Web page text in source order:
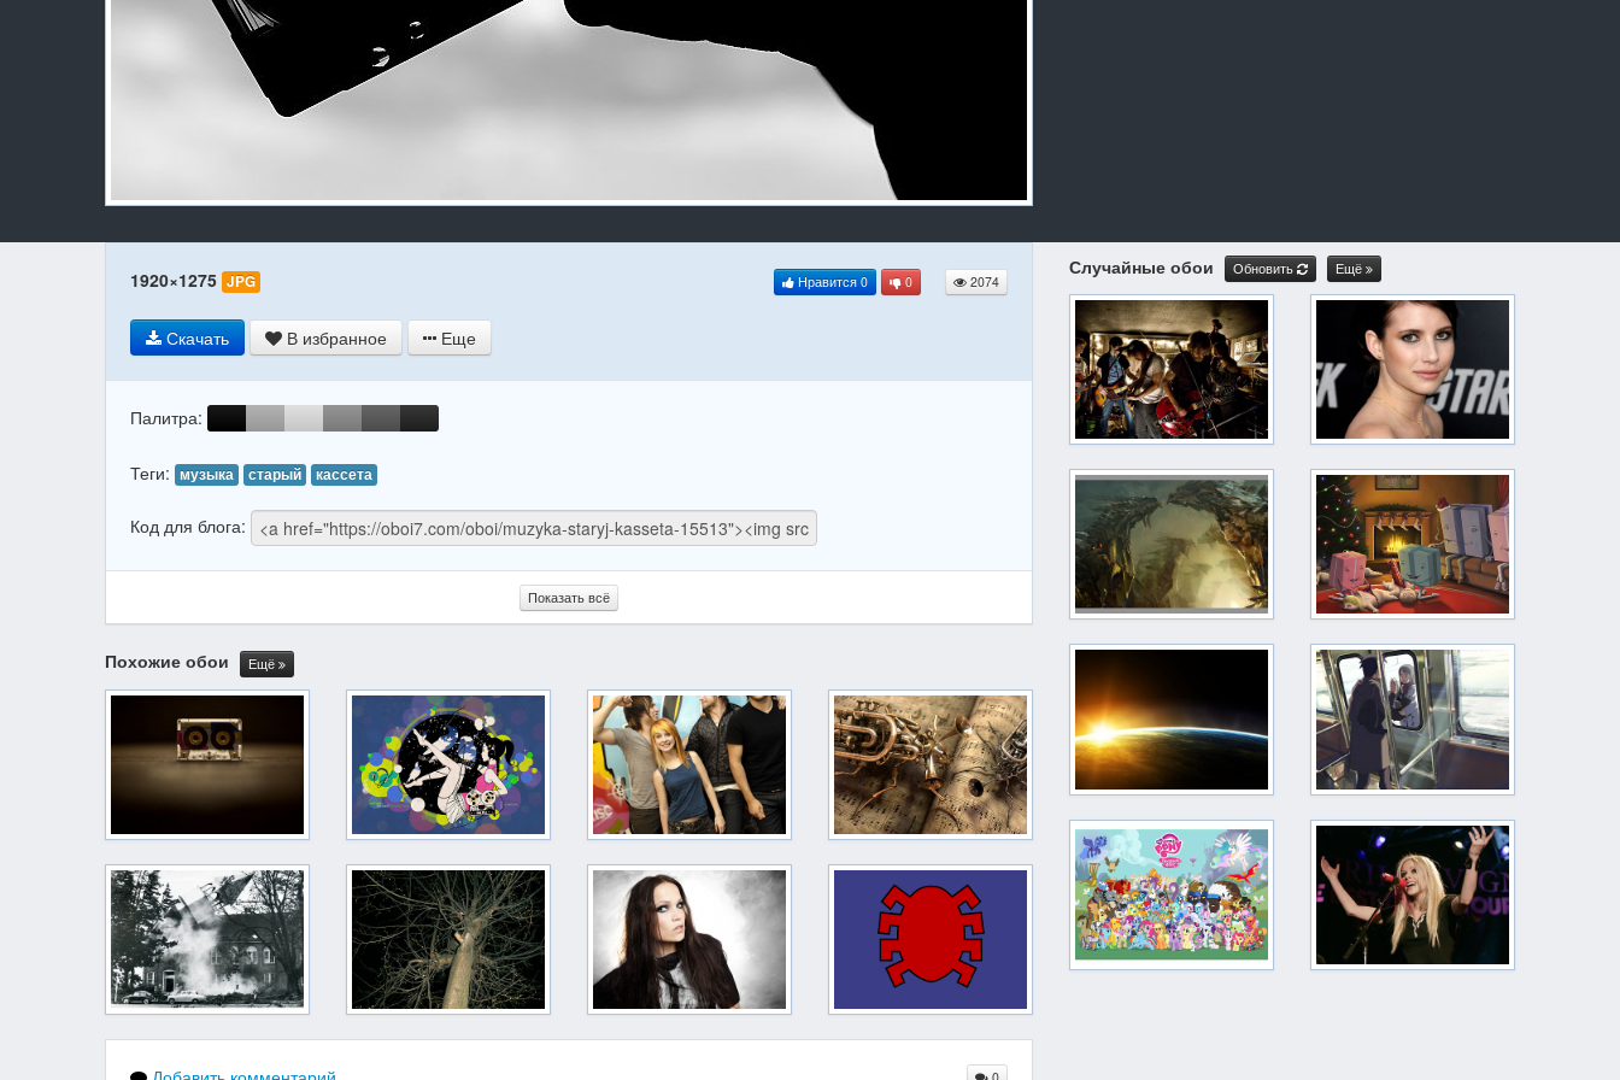
1920×1275 JPG Нравится 0 0 2074
Скачать В избранное Еще
Палитра:
Теги: музыка старый кассета
Код для блога:
Показать всё
Похожие обои Ещё
Случайные обои Обновить Ещё